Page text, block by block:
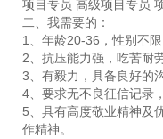
项目专员 高级项目专员
二、我需要的：
1、年龄20-36，性别不
2、抗压能力强，吃苦耐
3、有毅力，具备良好的
4、要求无不良征信记录
5、具有高度敬业精神及
作精神。